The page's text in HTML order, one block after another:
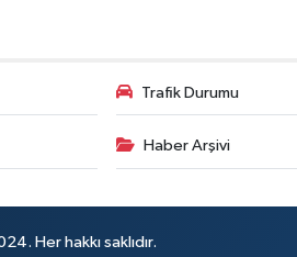
Trafik Durumu
Haber Arşivi
Her hakkı saklıdır.